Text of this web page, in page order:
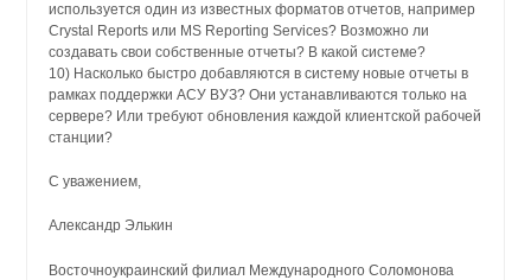
используется один из известных форматов отчетов, например
Crystal Reports или MS Reporting Services? Возможно ли
создавать свои собственные отчеты? В какой системе?
10) Насколько быстро добавляются в систему новые отчеты в
рамках поддержки АСУ ВУЗ? Они устанавливаются только на
сервере? Или требуют обновления каждой клиентской рабочей
станции?
С уважением,
Александр Элькин
Восточноукраинский филиал Международного Соломонова